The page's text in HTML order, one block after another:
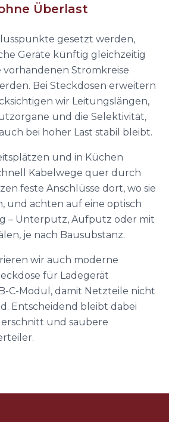
Überlast
gesetzt werden,
Geräte künftig gleichzeitig
vorhandenen Stromkreise
Bei Steckdosen erweitern
wir Leitungslängen,
und die Selektivität,
bei hoher Last stabil bleibt.
und in Küchen
Kabelwege quer durch
feste Anschlüsse dort, wo sie
und achten auf eine optisch
– Unterputz, Aufputz oder mit
je nach Bausubstanz.
wir auch moderne
für Ladegerät
C-Modul, damit Netzteile nicht
Entscheidend bleibt dabei
und saubere